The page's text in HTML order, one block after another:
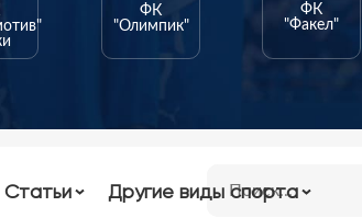
ФК
"Олимпик"
ФК
"Факел"
Статьи Другие виды спорта